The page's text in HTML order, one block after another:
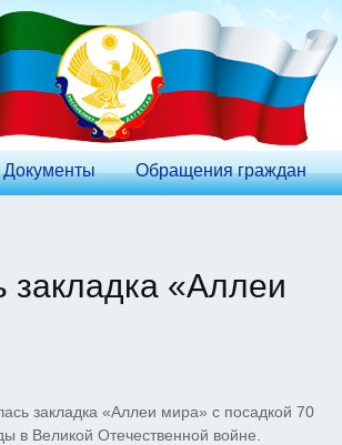
Документы Обращения граждан
закладка «Аллеи
закладка «Аллеи мира» с посадкой 70
в Великой Отечественной войне.